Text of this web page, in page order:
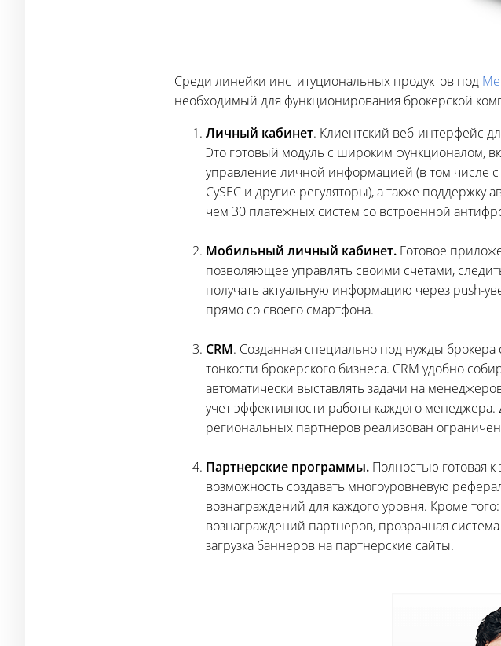
Среди линейки институциональных продуктов под
необходимый для функционирования брокерской
Личный кабинет. Клиентский веб-интерфейс
Это готовый модуль с широким функционалом,
управление личной информацией (в том числе
CySEC и другие регуляторы), а также
чем 30 платежных систем со встроенной
Мобильный личный кабинет. Готовое
позволяющее управлять своими счетами,
получать актуальную информацию через push-
прямо со своего смартфона.
CRM. Созданная специально под нужды
тонкости брокерского бизнеса. CRM удобно
автоматически выставлять задачи на
учет эффективности работы каждого
региональных партнеров реализован
Партнерские программы. Полностью готовая к
возможность создавать многоуровневую
вознаграждений для каждого уровня. Кроме
вознаграждений партнеров, прозрачная
загрузка баннеров на партнерские сайты.